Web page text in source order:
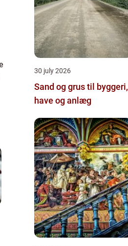
30 july 2026
Sand og grus til byggeri,
have og anlæg